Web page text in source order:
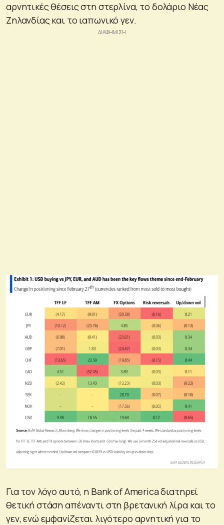
αρνητικές θέσεις στη στερλίνα, το δολάριο Νέας
Ζηλανδίας και το ιαπωνικό γεν.
Για τον λόγο αυτό, η Bank of America διατηρεί
θετική στάση απέναντι στη βρετανική λίρα και το
γεν, ενώ εμφανίζεται λιγότερο αρνητική για το